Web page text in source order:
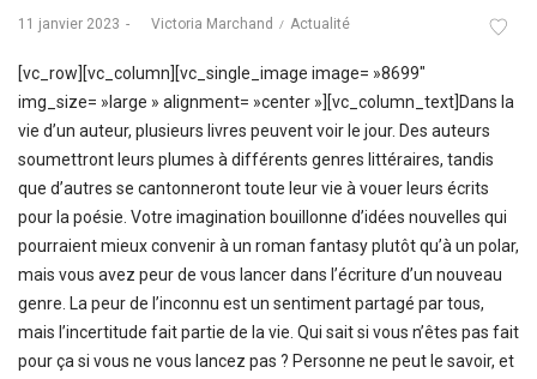
Posted
11 janvier 2023 byVictoria Marchand
Posted
Actualité
[vc_row][vc_column][vc_single_image image= »8699″
img_size= »large » alignment= »center »][vc_column_text]Dans la
vie d’un auteur, plusieurs livres peuvent voir le jour. Des auteurs
soumettront leurs plumes à différents genres littéraires, tandis
que d’autres se cantonneront toute leur vie à vouer leurs écrits
pour la poésie. Votre imagination bouillonne d’idées nouvelles qui
pourraient mieux convenir à un roman fantasy plutôt qu’à un polar,
mais vous avez peur de vous lancer dans l’écriture d’un nouveau
genre. La peur de l’inconnu est un sentiment partagé par tous,
mais l’incertitude fait partie de la vie. Qui sait si vous n’êtes pas fait
pour ça si vous ne vous lancez pas ? Personne ne peut le savoir, et